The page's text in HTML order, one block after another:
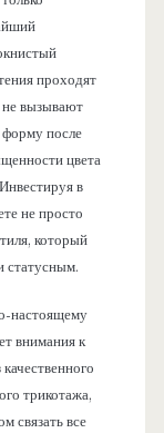
проходят
вызывают
после
цвета
в
не просто
который
статусным.
настоящему
внимания к
трикотажа,
связать все